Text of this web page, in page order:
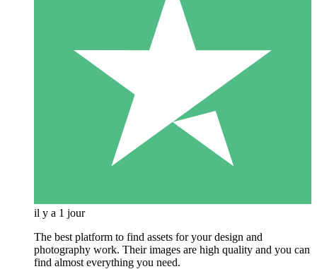
il y a 1 jour
The best platform to find assets for your design and
photography work. Their images are high quality and you can
find almost everything you need.